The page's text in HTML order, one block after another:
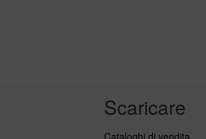
Scaricare
Cataloghi di vendita